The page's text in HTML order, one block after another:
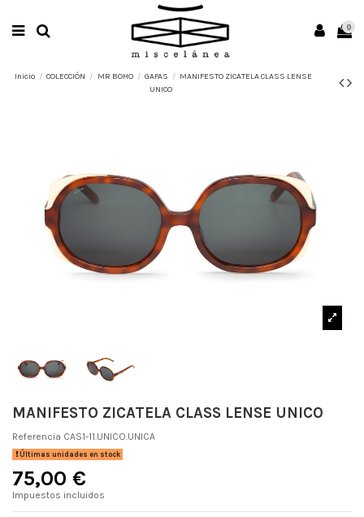
0
Inicio COLECCIÓN MR BOHO GAFAS
MANIFESTO ZICATELA CLASS LENSE
UNICO
MANIFESTO ZICATELA CLASS LENSE UNICO
Referencia CAS1-11.UNICO.UNICA
Últimas unidades en stock
75,00 €
Impuestos incluidos